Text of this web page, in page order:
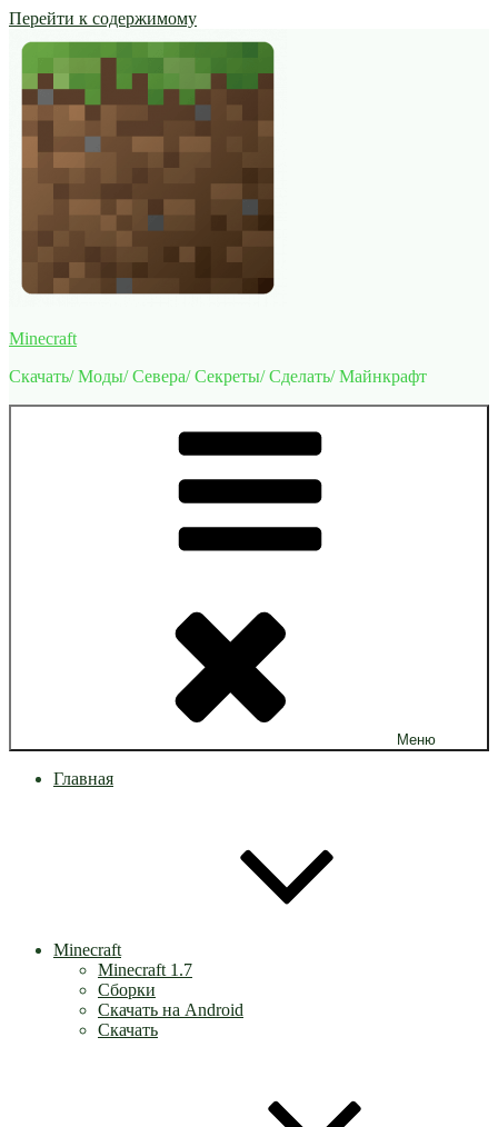
Перейти к содержимому
Minecraft
Скачать/ Моды/ Севера/ Секреты/ Сделать/ Майнкрафт
Меню
Главная
Minecraft
Minecraft 1.7
Сборки
Скачать на Android
Скачать